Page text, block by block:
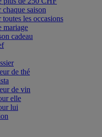
saison
les occasions
mariage
cadeau
de thé
de vin
elle
lui